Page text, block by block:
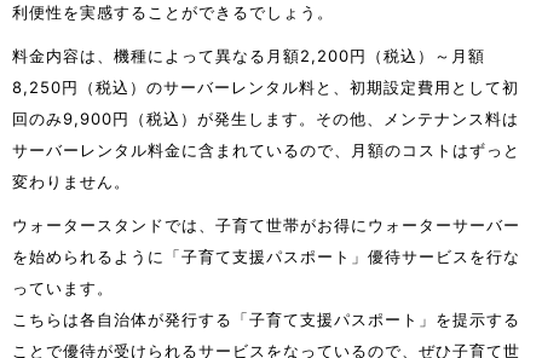
利便性を実感することができるでしょう。
料金内容は、機種によって異なる月額2,200円（税込）～月額
8,250円（税込）のサーバーレンタル料と、初期設定費用として初
回のみ9,900円（税込）が発生します。その他、メンテナンス料は
サーバーレンタル料金に含まれているので、月額のコストはずっと
変わりません。
ウォータースタンドでは、子育て世帯がお得にウォーターサーバー
を始められるように「子育て支援パスポート」優待サービスを行な
っています。
こちらは各自治体が発行する「子育て支援パスポート」を提示する
ことで優待が受けられるサービスをなっているので、ぜひ子育て世